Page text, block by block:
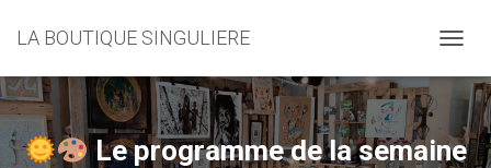
LA BOUTIQUE SINGULIERE
É
I
E
Le programme de la semaine